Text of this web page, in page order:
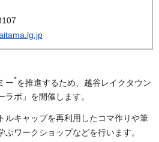
ー*を推進するため、越谷レイクタウン
ボ」を開催します。
キャップを再利用したコマ作りや筆
ワークショップなどを行います。